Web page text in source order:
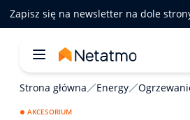
Zapisz się na newsletter na dole
Strona główna Energy
AKCESORIUM